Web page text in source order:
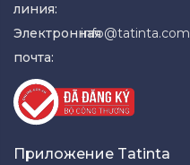
линия:
Электронная
почта:
info@tatinta.com
Приложение Tatinta